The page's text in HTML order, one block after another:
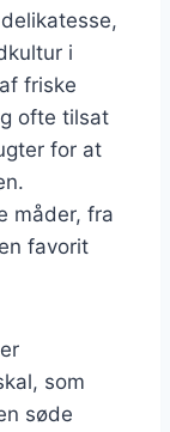
i
friske
ofte tilsat
for at
måder, fra
favorit
som
søde